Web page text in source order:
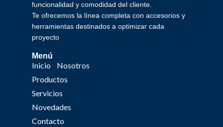
funcionalidad y comodidad del cliente.
Te ofrecemos la línea completa con accesorios y
herramientas destinados a optimizar cada
proyecto
Menú
Inicio
Nosotros
Productos
Servicios
Novedades
Contacto